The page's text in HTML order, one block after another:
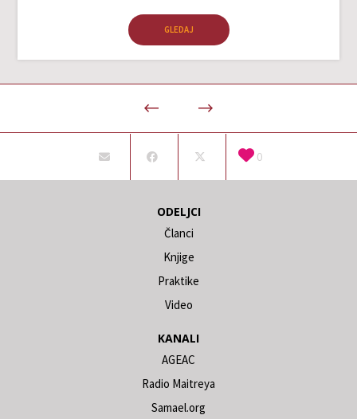
GLEDAJ
0
ODELJCI
Članci
Knjige
Praktike
Video
KANALI
AGEAC
Radio Maitreya
Samael.org